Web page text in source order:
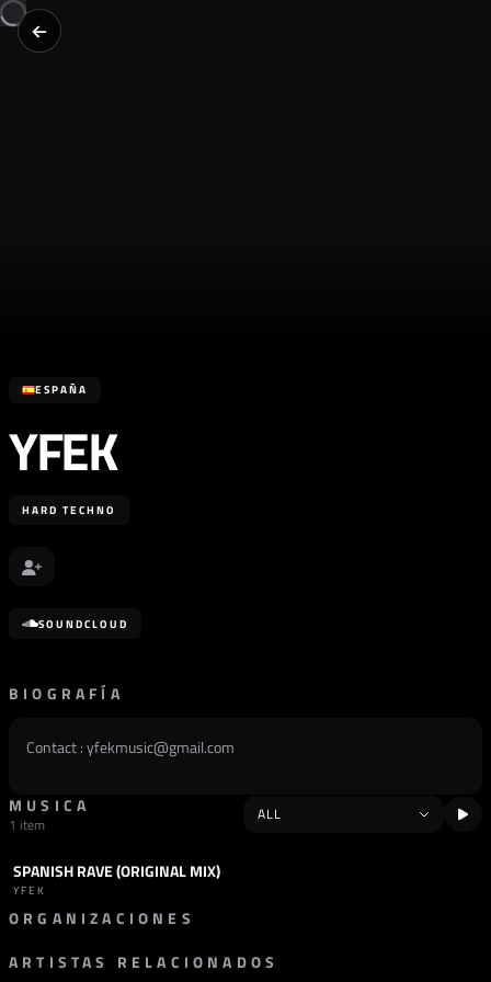
ESPAÑA
YFEK
HARD TECHNO
SOUNDCLOUD
BIOGRAFÍA
Contact :yfekmusic@gmail.com
MUSICA
1 item
TRACK HARD TECHNO
SPANISH RAVE (ORIGINAL MIX)
YFEK
ORGANIZACIONES
SELLO
A & A DIGITAL SUBLABEL
ARTISTAS RELACIONADOS